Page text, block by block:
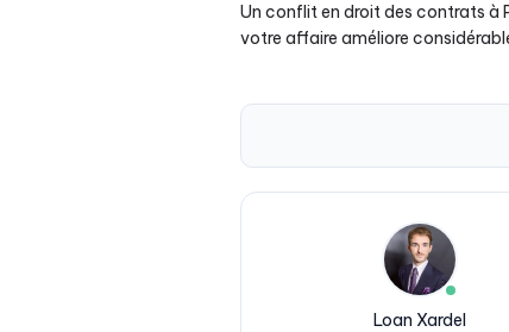
Un conflit en droit des contrats à
votre affaire améliore
Loan Xardel